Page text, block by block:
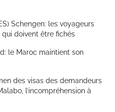
Schengen: les voyageurs
doivent être fichés
le Maroc maintient son
des visas des demandeurs
l’incompréhension à